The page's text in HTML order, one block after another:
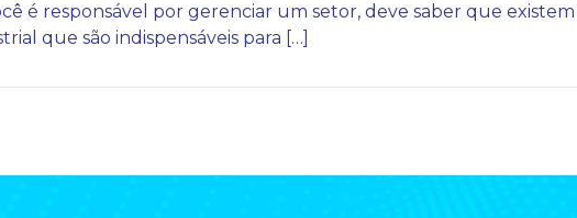
é responsável por gerenciar um setor, deve saber que
que são indispensáveis para […]